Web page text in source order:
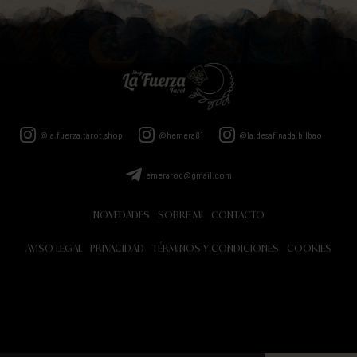
@la.fuerza.tarot.shop @hemera81 @la.desafinada.bilbao
emerarod@gmail.com
NOVEDADES SOBRE MI CONTACTO
AVISO LEGAL PRIVACIDAD TÉRMINOS Y CONDICIONES COOKIES